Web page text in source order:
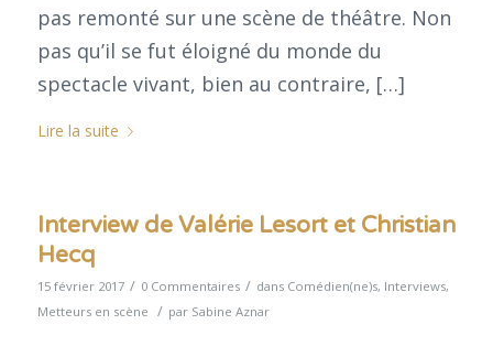
pas remonté sur une scène de théâtre. Non
pas qu’il se fut éloigné du monde du
spectacle vivant, bien au contraire, […]
Lire la suite
Interview de Valérie Lesort et Christian
Hecq
15 février 2017 / 0 Commentaires / dans Comédien(ne)s, Interviews,
Metteurs en scène / par Sabine Aznar